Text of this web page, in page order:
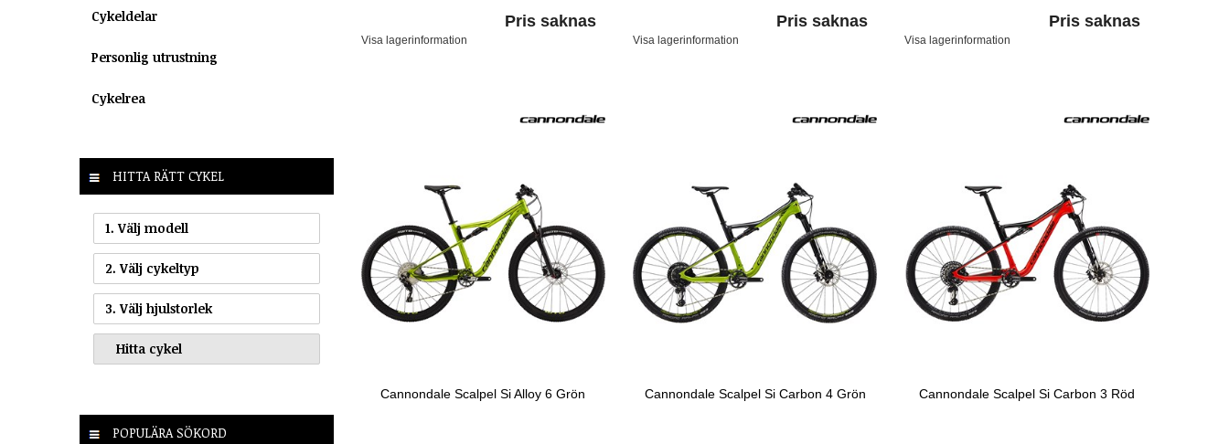
Cykeldelar
Personlig utrustning
Cykelrea
HITTA RÄTT CYKEL
1. Välj modell
2. Välj cykeltyp
3. Välj hjulstorlek
POPULÄRA SÖKORD
Pris saknas
Visa lagerinformation
Pris saknas
Visa lagerinformation
Pris saknas
Visa lagerinformation
Cannondale Scalpel Si Alloy 6 Grön Cannondale Scalpel Si Carbon 4 Grön Cannondale Scalpel Si Carbon 3 Röd